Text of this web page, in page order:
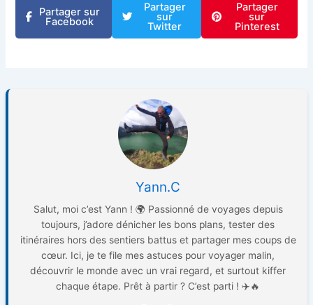
Partager sur
Facebook
Partager
sur
Twitter
Partager
sur
Pinterest
Yann.C
Salut, moi c’est Yann ! 🌍 Passionné de voyages depuis
toujours, j’adore dénicher les bons plans, tester des
itinéraires hors des sentiers battus et partager mes coups de
cœur. Ici, je te file mes astuces pour voyager malin,
découvrir le monde avec un vrai regard, et surtout kiffer
chaque étape. Prêt à partir ? C’est parti ! ✈️🔥